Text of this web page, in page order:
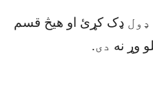
ډول ډک کړئ او هیڅ قسم
وړ نه دی.